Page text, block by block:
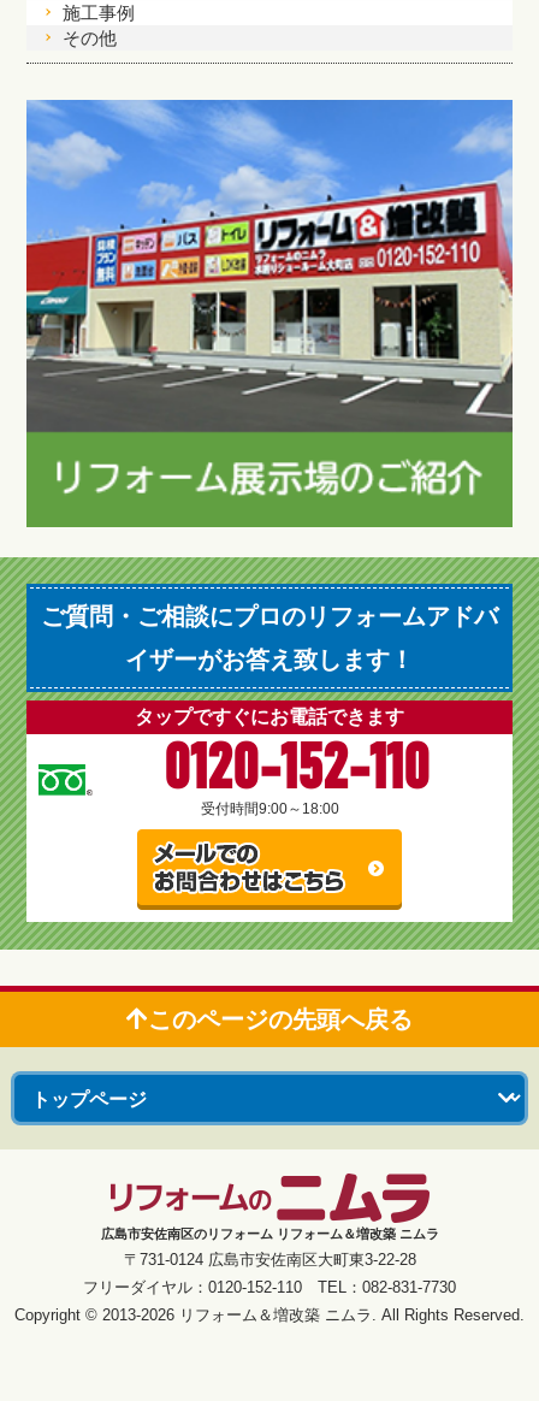
施工事例
その他
ご質問・ご相談にプロのリフォームアドバ
イザーがお答え致します！
タップですぐにお電話できます
0120-152-110
受付時間9:00～18:00
このページの先頭へ戻る
広島市安佐南区のリフォーム リフォーム＆増改築 ニムラ
〒731-0124 広島市安佐南区大町東3-22-28
フリーダイヤル：0120-152-110 TEL：082-831-7730
Copyright © 2013-2026 リフォーム＆増改築 ニムラ. All Rights Reserved.